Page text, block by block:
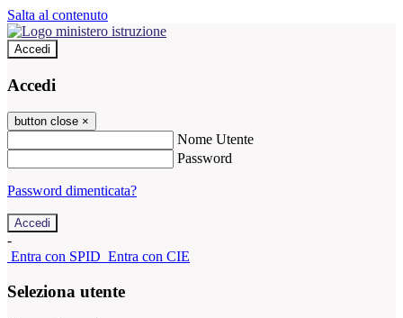
Salta al contenuto
Accedi
Accedi
button close ×
Nome Utente
Password
Password dimenticata?
-
Entra con SPID Entra con CIE
Seleziona utente